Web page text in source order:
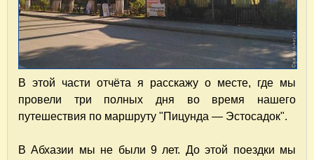
В этой части отчёта я расскажу о месте, где мы
провели три полных дня во время нашего
путешествия по маршруту "Пицунда — Эстосадок".
В Абхазии мы не были 9 лет. До этой поездки мы